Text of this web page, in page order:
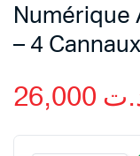
Numérique
– 4